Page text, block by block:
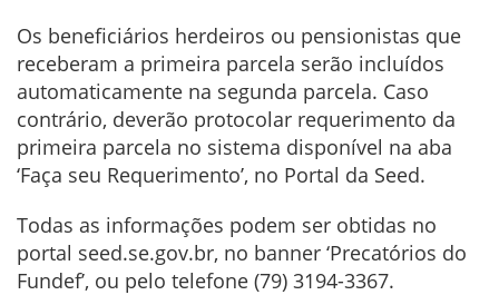
Os beneficiários herdeiros ou pensionistas que
receberam a primeira parcela serão incluídos
automaticamente na segunda parcela. Caso
contrário, deverão protocolar requerimento da
primeira parcela no sistema disponível na aba
‘Faça seu Requerimento’, no Portal da Seed.
Todas as informações podem ser obtidas no
portal seed.se.gov.br, no banner ‘Precatórios do
Fundef’, ou pelo telefone (79) 3194-3367.